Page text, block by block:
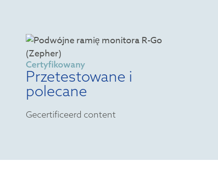
Certyfikowany
Przetestowane i
polecane
Gecertificeerd content